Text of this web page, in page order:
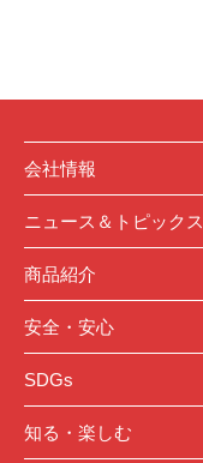
会社情報
ニュース＆トピックス
商品紹介
安全・安心
SDGs
知る・楽しむ